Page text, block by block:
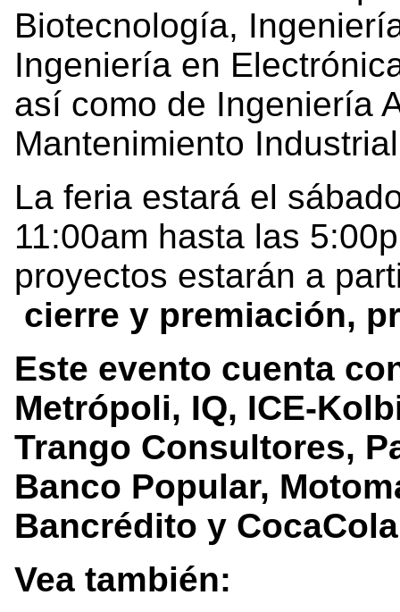
Biotecnología,
Ingeniería en
así como de Ingeniería
Mantenimiento
La feria estará el
11:00am hasta las
proyectos estarán a
cierre y premiación,
Este evento cuenta
Metrópoli, IQ, ICE-
Trango Consultores,
Banco Popular,
Bancrédito y
Vea también: